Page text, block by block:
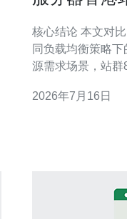
核心结论 本文对比了服务器香港站群8c与普通服务器在不
同负载均衡策略
源需求场景，站
管理上更具灵活性
2026年7月16日